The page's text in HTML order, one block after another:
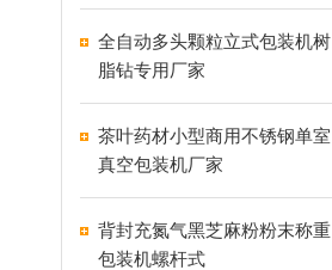
全自动多头颗粒立式包装机树
脂钻专用厂家
茶叶药材小型商用不锈钢单室
真空包装机厂家
背封充氮气黑芝麻粉粉末称重
包装机螺杆式